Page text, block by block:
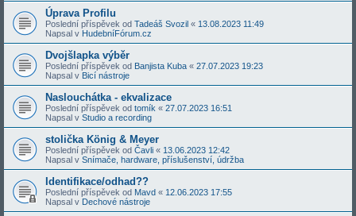
Úprava Profilu
Poslední příspěvek od Tadeáš Svozil « 13.08.2023 11:49
Napsal v HudebníFórum.cz
Dvojšlapka výběr
Poslední příspěvek od Banjista Kuba « 27.07.2023 19:23
Napsal v Bicí nástroje
Naslouchátka - ekvalizace
Poslední příspěvek od tomík « 27.07.2023 16:51
Napsal v Studio a recording
stolička König & Meyer
Poslední příspěvek od Čavli « 13.06.2023 12:42
Napsal v Snímače, hardware, příslušenství, údržba
Identifikace/odhad??
Poslední příspěvek od Mavd « 12.06.2023 17:55
Napsal v Dechové nástroje